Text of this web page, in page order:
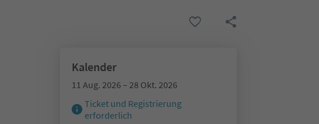
Kalender
11 Aug. 2026 – 28 Okt. 2026
Ticket und Registrierung
erforderlich